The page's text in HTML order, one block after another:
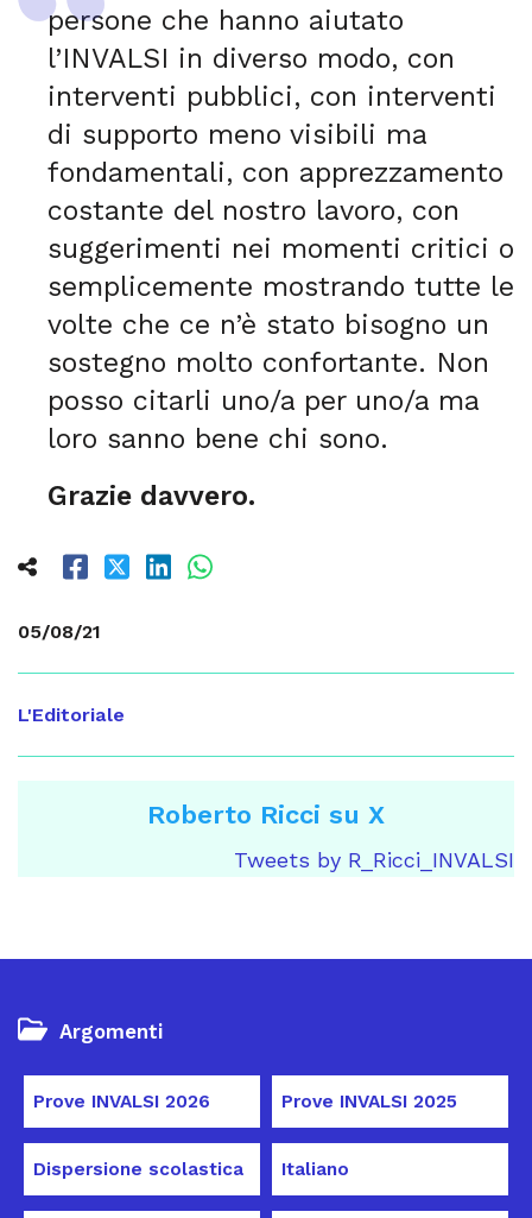
05/08/21
L'Editoriale
Roberto Ricci su X
Tweets by R_Ricci_INVALSI
persone che hanno aiutato
l’INVALSI in diverso modo, con
interventi pubblici, con interventi
di supporto meno visibili ma
fondamentali, con apprezzamento
costante del nostro lavoro, con
suggerimenti nei momenti critici o
semplicemente mostrando tutte le
volte che ce n’è stato bisogno un
sostegno molto confortante. Non
posso citarli uno/a per uno/a ma
loro sanno bene chi sono.
Grazie davvero.
Argomenti
Prove INVALSI 2026 Prove INVALSI 2025
Dispersione scolastica Italiano